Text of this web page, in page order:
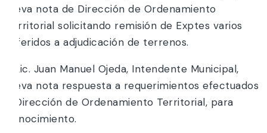
eleva nota de Dirección de Ordenamiento
Territorial solicitando remisión de Exptes varios
referidos a adjudicación de terrenos.
3.Lic. Juan Manuel Ojeda, Intendente Municipal,
eleva nota respuesta a requerimientos efectuados
a Dirección de Ordenamiento Territorial, para
conocimiento.